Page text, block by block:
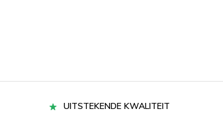
UITSTEKENDE KWALITEIT